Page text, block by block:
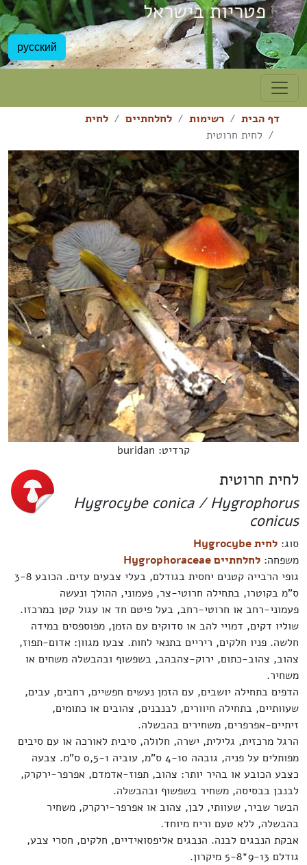
פטריות בישראל
русский
דף הבית רשימות לחלחתיים
לחית
לחית חרוטית
קרדיט: buridan
לחית חרוטית
Hygrocybe conica / Hygrophorus
conicus
סוג:לחית Hygrocybe
משפחה:לחלחתיים Hygrophoraceae
גופי הרבייה קטנים יחסית בגודלם, בעלי צבעים עזים. הכובע 3-8
ס"מ בקוטרו, בתחילה חרוטי-צר, פעמוני, ההולך ונעשה
פעמוני-רחב או חרוטי-רחב, בעל פיטם חד או עגול קטן במרכזו.
שוליו דקים, דמויי להב או סדוקים עם הזמן, מפוספסים במידה
חלשה. פניו חלקים, ריריים בתנאי לחות. צבעו מגוון: אדום-תפוז,
צהוב, צהוב-כתום, ירוק-צהבהב, בשפשוף ובהבשלה משחים או
משחיר.
הדפים בתחילה יושבים, עם הזמן נעשים חפשיים, רחבים, עבים,
שעוותיים, בתחילה חיוורים, לבנבנים, צהובים או כתומים,
זיתיים-אפרפרים, משחירים בהבשלה.
הרגל מרכזית, גלילית, ישרה, חלולה, סיבית לאורכה או עם סיבים
מפותלים על פניה, גובהה 4-10 ס"מ, עוביה 0,5-1 ס"מ. צבעה
כצבע הכובע או בהיר יותר: צהוב, תפוז-אדמדם, אפרפר-ירקרק,
לבנבן בבסיסה, משחיר בשפשוף ובהבשלה.
הבשר שביר, שעוותי, לבן, צהוב או אפרפר-ירקרק, משחיר
בהבשלה, ללא טעם וריח מיוחד.
אבקת הנבגים לבנה. הנבגים אליפסואידיים, חלקים, חסרי צבע,
גודלם 9-13*5-8 מיקרון.